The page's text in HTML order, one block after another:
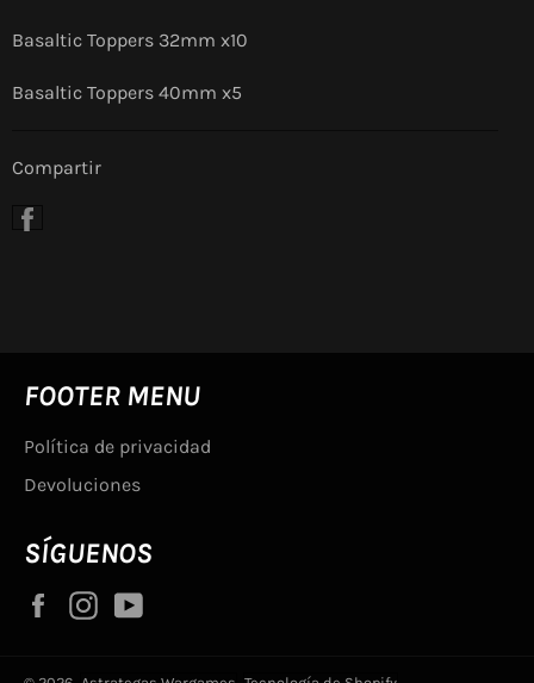
Basaltic Toppers 32mm x10
Basaltic Toppers 40mm x5
Compartir
FOOTER MENU
Política de privacidad
Devoluciones
SÍGUENOS
FacebookInstagram